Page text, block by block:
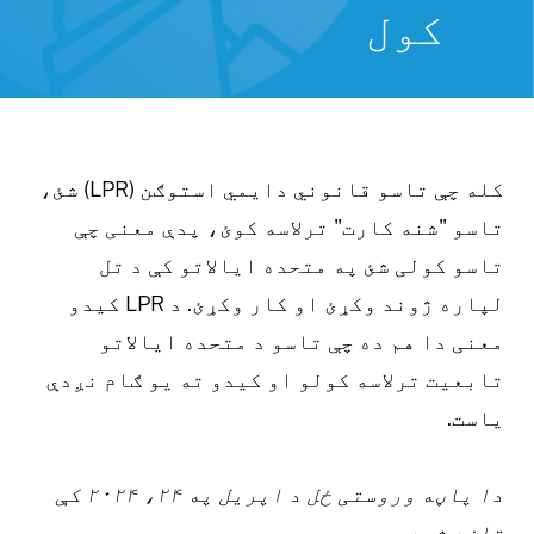
کول
کله چې تاسو قانوني دایمي استوګن (LPR) شئ،
تاسو "شنه کارت" ترلاسه کوئ، پدې معنی چې
تاسو کولی شئ په متحده ایالاتو کې د تل
لپاره ژوند وکړئ او کار وکړئ. د LPR کیدو
معنی دا هم ده چې تاسو د متحده ایالاتو
تابعیت ترلاسه کولو او کیدو ته یو ګام نږدې
یاست.
دا پاڼه وروستی ځل د اپریل په ۲۴، ۲۰۲۴ کې